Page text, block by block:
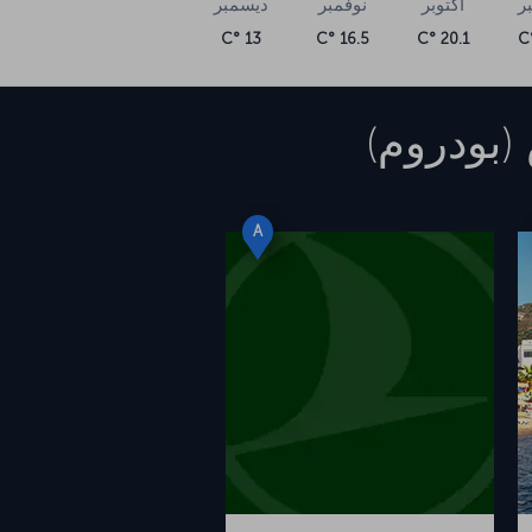
أكتوبر
20.1 °C
نوفمبر
16.5 °C
ديسمبر
13 °C
A